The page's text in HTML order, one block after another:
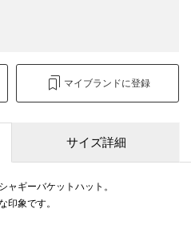
マイブランドに登録
サイズ詳細
ャギーバケットハット。
印象です。